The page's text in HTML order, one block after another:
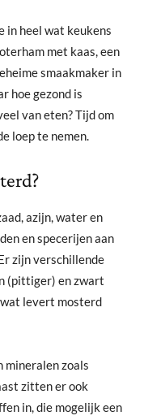
in heel wat keukens
met kaas, een
smaakmaker in
hoe gezond is
van eten? Tijd om
loep te nemen.
azijn, water en
en specerijen aan
zijn verschillende
(pittiger) en zwart
levert mosterd
mineralen zoals
zitten er ook
in, die mogelijk een